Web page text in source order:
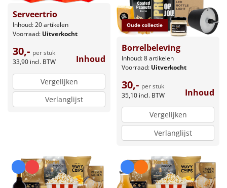
Serveertrio
Inhoud: 20 artikelen
Voorraad: Uitverkocht
30,- per stuk
33,90 incl. BTW Inhoud
Vergelijken
Verlanglijst
Oude collectie
Borrelbeleving
Inhoud: 8 artikelen
Voorraad: Uitverkocht
30,- per stuk
35,10 incl. BTW Inhoud
Vergelijken
Verlanglijst